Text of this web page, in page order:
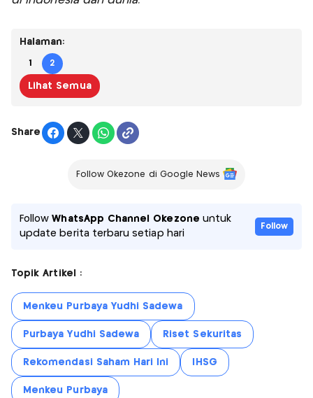
Halaman:
1 2
Lihat Semua
Share
Follow Okezone di Google News
FollowWhatsApp Channel Okezone untuk
update berita terbaru setiap hari
Follow
Topik Artikel :
Menkeu Purbaya Yudhi Sadewa
Purbaya Yudhi Sadewa Riset Sekuritas
Rekomendasi Saham Hari Ini IHSG
Menkeu Purbaya